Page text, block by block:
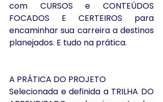
com CURSOS e CONTEÚDOS
FOCADOS E CERTEIROS para
encaminhar sua carreira a destinos
planejados. E tudo na prática.
A PRÁTICA DO PROJETO
Selecionada e definida a TRILHA DO